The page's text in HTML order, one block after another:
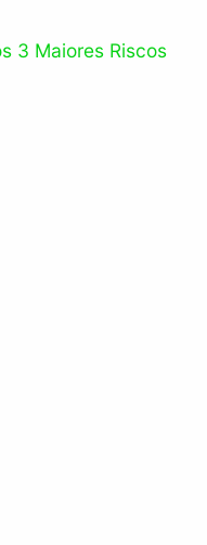
3 Maiores Riscos